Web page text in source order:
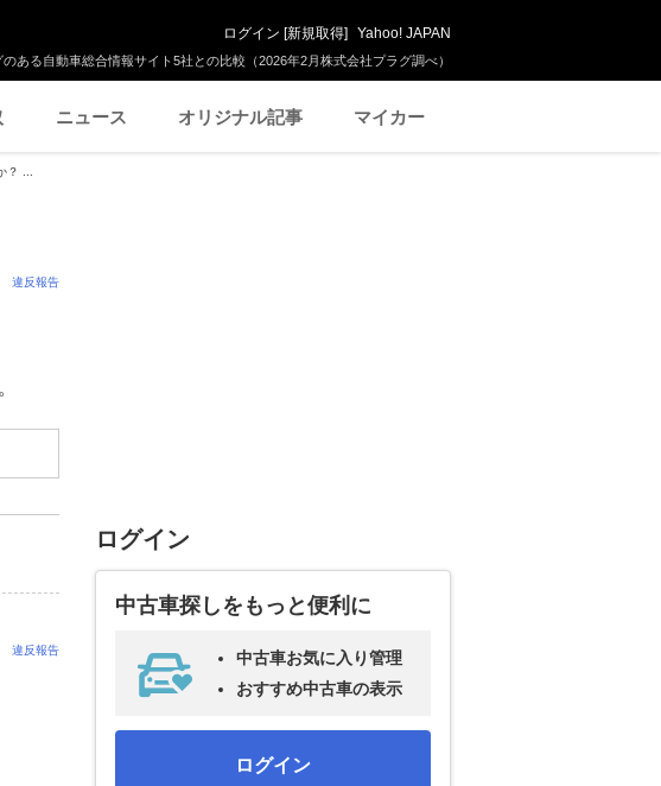
ある自動車総合情報サイト5社との比較（2026年2月株式会社プラグ調べ）
ログイン [新規取得] Yahoo! JAPAN
ニュース オリジナル記事 マイカー
？ ...
違反報告
違反報告
ログイン
中古車探しをもっと便利に
中古車お気に入り管理
おすすめ中古車の表示
ログイン